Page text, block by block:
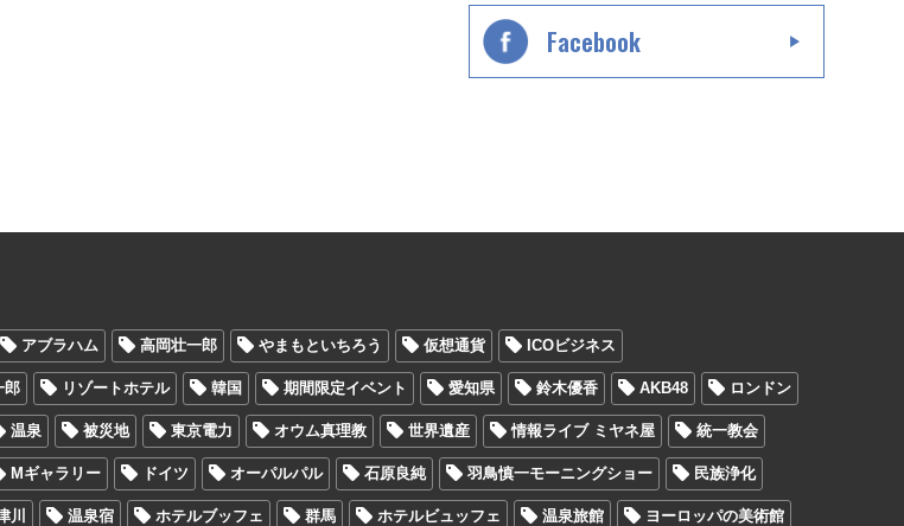
Facebook
アブラハム 高岡壮一郎 やまもといちろう 仮想通貨 ICOビジネス
郎 リゾートホテル 韓国 期間限定イベント 愛知県 鈴木優香 AKB48 ロンドン
温泉 被災地 東京電力 オウム真理教 世界遺産 情報ライブ ミヤネ屋 統一教会
Mギャラリー ドイツ オーパルパル 石原良純 羽鳥慎一モーニングショー 民族浄化
川 温泉宿 ホテルブッフェ 群馬 ホテルビュッフェ 温泉旅館 ヨーロッパの美術館